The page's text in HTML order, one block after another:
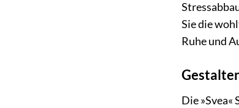
Sie die
Ruhe und
Die